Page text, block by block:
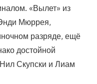
«Вылет» из
Мюррея,
разряде, ещё
достойной
Скупски и Лиам